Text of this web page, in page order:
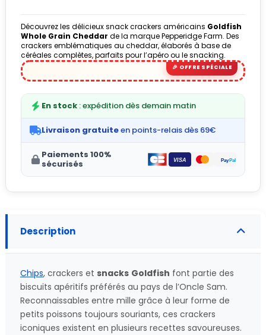
Découvrez les délicieux snack crackers américains Goldfish
Whole Grain Cheddar de la marquePepperidge Farm. Des
crackers emblématiques au cheddar, élaborés à base de
céréales complètes, parfaits pour l’apéro ou le snacking.
En stock : expédition dès demain matin
Livraison gratuiteen points-relais dès 69€
Paiements 100%
sécurisés
Description
Chips, crackers et snacks Goldfish font partie des
biscuits apéritifs préférés au pays de l’Oncle Sam.
Reconnaissables entre mille grâce à leur forme de
petits poissons toujours souriants, ces crackers
iconiques existent en plusieurs recettes savoureuses.